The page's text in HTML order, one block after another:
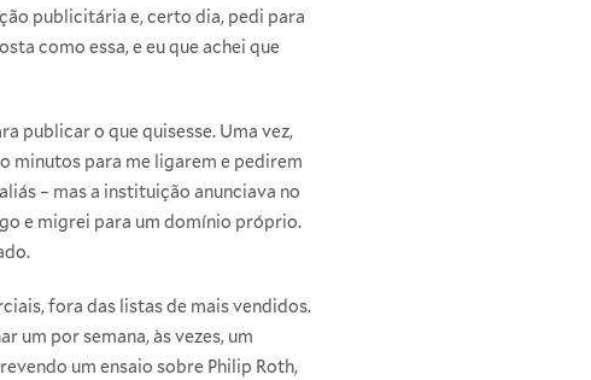
publicitária e, certo dia, pedi para
como essa, e eu que achei que
publicar o que quisesse. Uma vez,
minutos para me ligarem e pedirem
– mas a instituição anunciava no
e migrei para um domínio próprio.
fora das listas de mais vendidos.
um por semana, às vezes, um
um ensaio sobre Philip Roth,